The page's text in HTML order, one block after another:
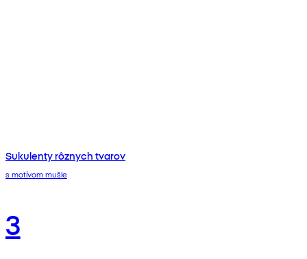
Sukulenty rôznych tvarov
s motívom mušle
3